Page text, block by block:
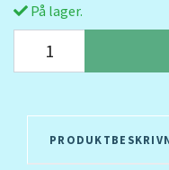
På lager.